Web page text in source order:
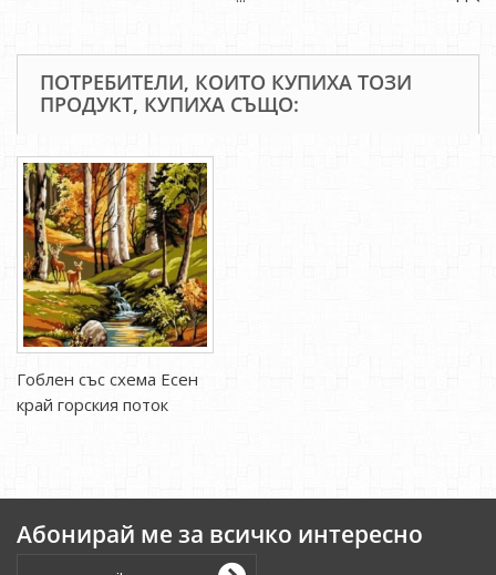
ПОТРЕБИТЕЛИ, КОИТО КУПИХА ТОЗИ
ПРОДУКТ, КУПИХА СЪЩО:
Гоблен със схема Есен
край горския поток
Абонирай ме за всичко интересно